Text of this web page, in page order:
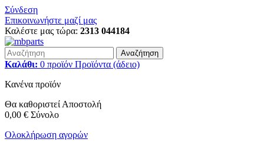
Σύνδεση
Επικοινωνήστε μαζί μας
Καλέστε μας τώρα: 2313 044184
Αναζήτηση
Καλάθι: 0 προϊόν Προϊόντα (άδειο)
Κανένα προϊόν
Θα καθοριστεί Αποστολή
0,00 € Σύνολο
Ολοκλήρωση αγορών